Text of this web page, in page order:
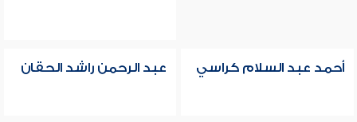
أحمد عبد السلام كراسي عبد الرحمن راشد الحقان